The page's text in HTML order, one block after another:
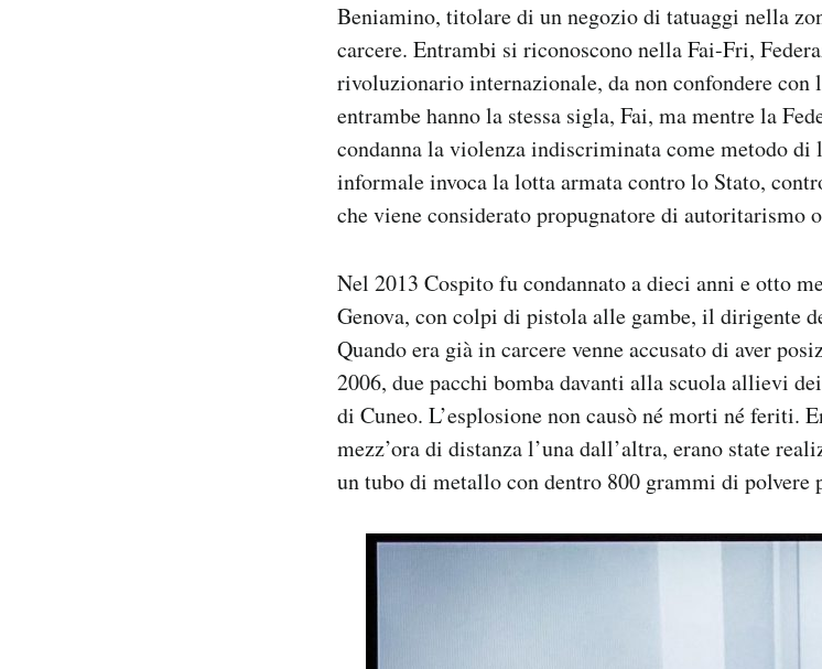
Beniamino, titolare di un negozio di tatuaggi nella
carcere. Entrambi si riconoscono nella Fai-Fri,
rivoluzionario internazionale, da non confondere con
entrambe hanno la stessa sigla, Fai, ma mentre la
condanna la violenza indiscriminata come metodo di
informale invoca la lotta armata contro lo Stato,
che viene considerato propugnatore di autoritarismo
Nel 2013 Cospito fu condannato a dieci anni e otto
Genova, con colpi di pistola alle gambe, il dirigente
Quando era già in carcere venne accusato di aver
2006, due pacchi bomba davanti alla scuola allievi
di Cuneo. L’esplosione non causò né morti né feriti.
mezz’ora di distanza l’una dall’altra, erano state
un tubo di metallo con dentro 800 grammi di polvere